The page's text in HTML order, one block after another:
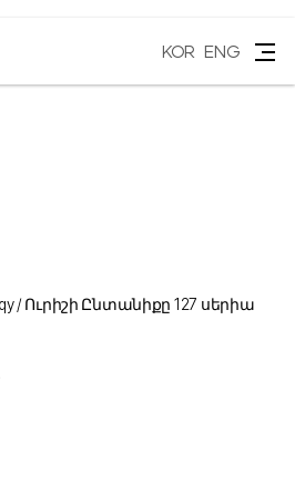
KOR ENG
/ Ուրիշի Ընտանիքը 127 սերիա